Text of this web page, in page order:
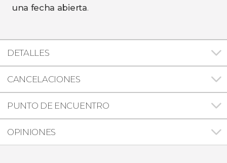
una fecha abierta.
DETALLES
CANCELACIONES
PUNTO DE ENCUENTRO
OPINIONES